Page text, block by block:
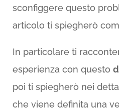
sconfiggere questo
articolo ti spiegherò
In particolare ti
esperienza con questo
poi ti spiegherò nei
che viene definita una